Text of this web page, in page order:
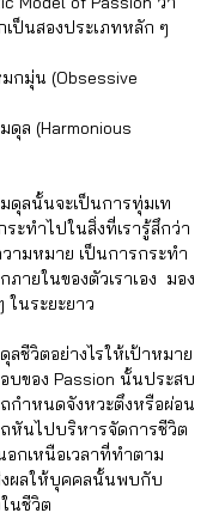
ป็นสองประเภทหลัก ๆ
กมุ่น (Obsessive
ดุล (Harmonious
ดุลนั้นจะเป็นการทุ่มเท
ะทำไปในสิ่งที่เรารู้สึกว่า
ามหมาย เป็นการกระทำ
ภายในของตัวเราเอง  มอง
ในระยะยาว
ชีวิตอย่างไรให้เป้าหมาย
บของ Passion นั้นประสบ
กำหนดจังหวะตึงหรือผ่อน
ถหันไปบริหารจัดการชีวิต
กเหนือเวลาที่ทำตาม
งผลให้บุคคลนั้นพบกับ
นชีวิต